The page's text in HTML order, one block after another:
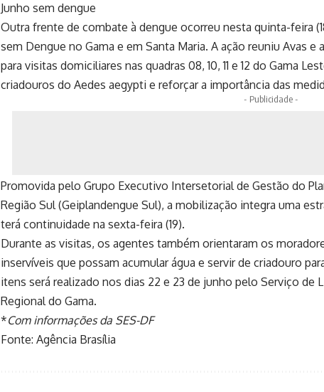
Junho sem dengue
Outra frente de combate à dengue ocorreu nesta quinta-feira
sem Dengue no Gama e em Santa Maria. A ação reuniu Avas
para visitas domiciliares nas quadras 08, 10, 11 e 12 do Gama
criadouros do Aedes aegypti e reforçar a importância das
- Publicidade -
Promovida pelo Grupo Executivo Intersetorial de Gestão do
Região Sul (Geiplandengue Sul), a mobilização integra uma
terá continuidade na sexta-feira (19).
Durante as visitas, os agentes também orientaram os
inservíveis que possam acumular água e servir de criadouro
itens será realizado nos dias 22 e 23 de junho pelo Serviço de
Regional do Gama.
*Com informações da SES-DF
Fonte: Agência Brasília